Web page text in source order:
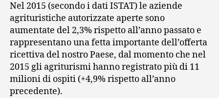
Nel 2015 (secondo i dati ISTAT) le aziende
agrituristiche autorizzate aperte sono
aumentate del 2,3% rispetto all’anno passato e
rappresentano una fetta importante dell’offerta
ricettiva del nostro Paese, dal momento che nel
2015 gli agriturismi hanno registrato più di 11
milioni di ospiti (+4,9% rispetto all’anno
precedente).